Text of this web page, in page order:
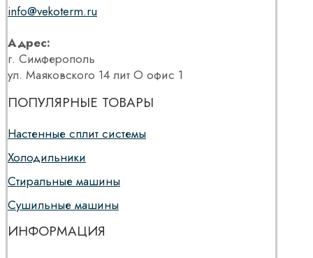
info@vekoterm.ru
Адрес:
г. Симферополь
ул. Маяковского 14 лит О офис 1
ПОПУЛЯРНЫЕ ТОВАРЫ
Настенные сплит системы
Холодильники
Стиральные машины
Сушильные машины
ИНФОРМАЦИЯ